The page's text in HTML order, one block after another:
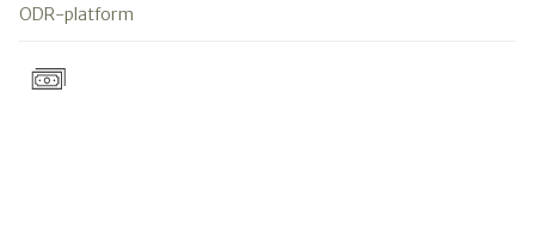
ODR-platform